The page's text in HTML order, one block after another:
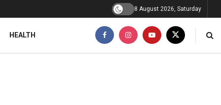
8 August 2026, Saturday
HEALTH